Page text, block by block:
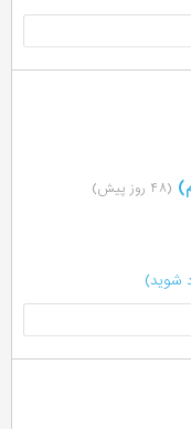
(۴۸ روز پیش)
شوید)